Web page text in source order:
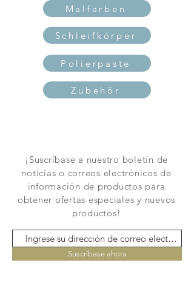
Malfarben
Schleifkörper
Polierpaste
Zubehör
¡Suscríbase a nuestro boletín de
noticias o correos electrónicos de
información de productos para
obtener ofertas especiales y nuevos
productos!
Suscríbase ahora